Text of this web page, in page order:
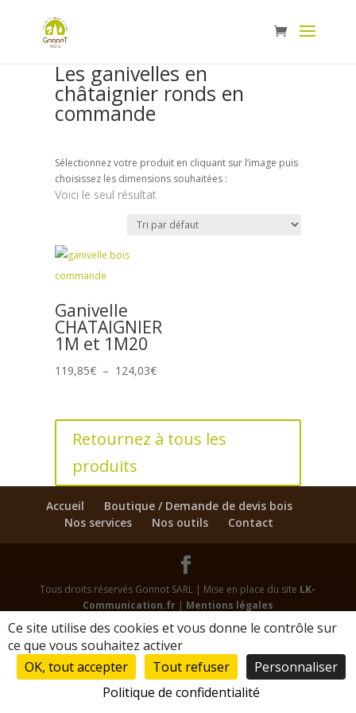
Les ganivelles en
châtaignier ronds en
commande
Sélectionnez votre produit en cliquant sur l’image puis
choisissez les dimensions souhaitées :
Voici le seul résultat
Ganivelle
CHATAIGNIER
1M et 1M20
119,85€ – 124,03€Plage
119,85€
Retournez à tous les
produits
Accueil
Boutique / Demande de devis bois
Nos services
Nos outils Contact
Tous droits réservés Gonnot SARL | Mise en place du site LK-
Communication.fr| Mentions légales
Ce site utilise des cookies et vous donne le contrôle sur
ce que vous souhaitez activer
OK, tout accepter
Tout refuser
Personnaliser
Politique de confidentialité